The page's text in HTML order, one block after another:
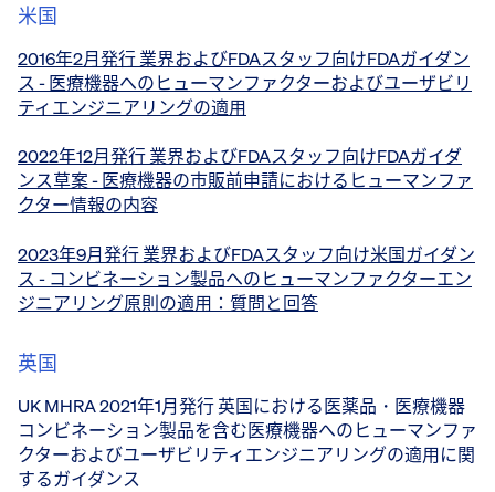
米国
2016年2月発行 業界およびFDAスタッフ向けFDAガイダン
ス - 医療機器へのヒューマンファクターおよびユーザビリ
ティエンジニアリングの適用
2022年12月発行 業界およびFDAスタッフ向けFDAガイダ
ンス草案 - 医療機器の市販前申請におけるヒューマンファ
クター情報の内容
2023年9月発行 業界およびFDAスタッフ向け米国ガイダン
ス - コンビネーション製品へのヒューマンファクターエン
ジニアリング原則の適用：質問と回答
英国
UK MHRA 2021年1月発行 英国における医薬品・医療機器
コンビネーション製品を含む医療機器へのヒューマンファ
クターおよびユーザビリティエンジニアリングの適用に関
するガイダンス